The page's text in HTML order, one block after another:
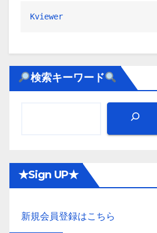
Kviewer
検索キーワード
★Sign UP★
新規会員登録はこちら